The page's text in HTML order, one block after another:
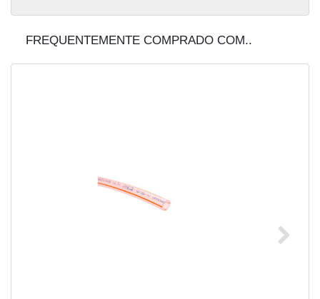
FREQUENTEMENTE COMPRADO COM..